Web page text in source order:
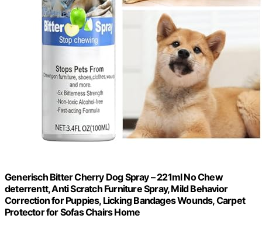
Generisch Bitter Cherry Dog Spray – 221ml No Chew
deterrentt, Anti Scratch Furniture Spray, Mild Behavior
Correction for Puppies, Licking Bandages Wounds, Carpet
Protector for Sofas Chairs Home